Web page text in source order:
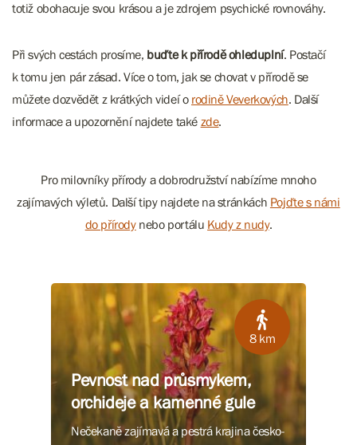
totiž obohacuje svou krásou a je zdrojem psychické rovnováhy.
Při svých cestách prosíme, buďte k přírodě ohleduplní. Postačí
k tomu jen pár zásad. Více o tom, jak se chovat v přírodě se
můžete dozvědět z krátkých videí o rodině Veverkových. Další
informace a upozornění najdete také zde.
Pro milovníky přírody a dobrodružství nabízíme mnoho
zajímavých výletů. Další tipy najdete na stránkách Pojďte s námi
do přírodynebo portálu Kudy z nudy.
8 km
Pevnost nad průsmykem,
orchideje a kamenné gule
Nečekaně zajímavá a pestrá krajina česko-